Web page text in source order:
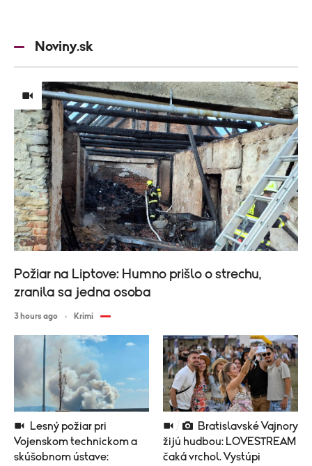
Noviny.sk
Vojenskom technickom a
skúšobnom ústave:
žijú hudbou: LOVESTREAM
čaká vrchol. Vystúpi
Požiar na Liptove: Humno prišlo o strechu,
zranila sa jedna osoba
3 hours ago Krimi